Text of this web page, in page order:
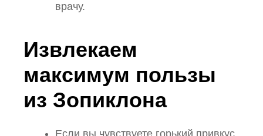
врачу.
Извлекаем
максимум пользы
из Зопиклона
Если вы чувствуете горький привкус